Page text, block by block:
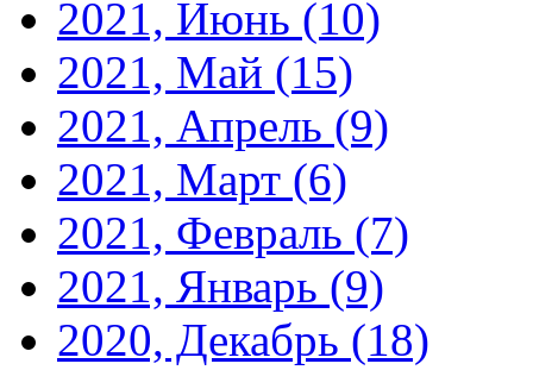
2021, Июнь (10)
2021, Май (15)
2021, Апрель (9)
2021, Март (6)
2021, Февраль (7)
2021, Январь (9)
2020, Декабрь (18)